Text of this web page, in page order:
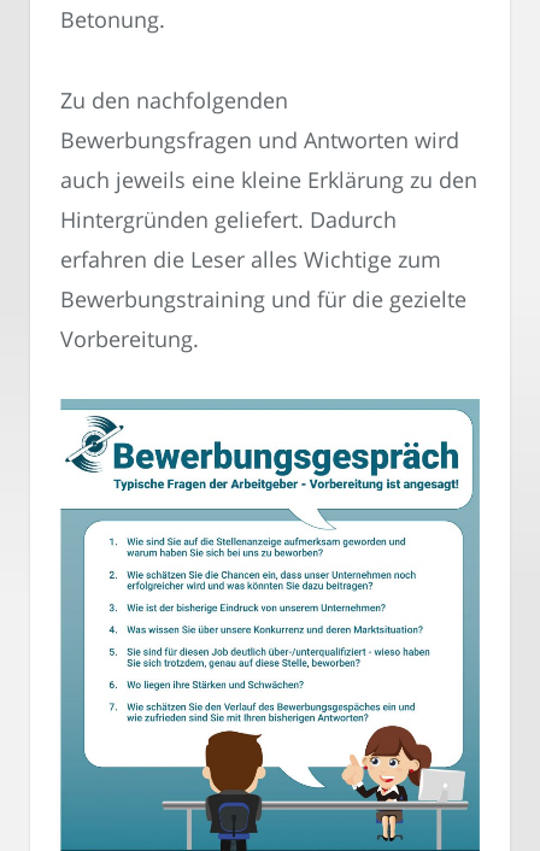
Betonung.
Zu den nachfolgenden
Bewerbungsfragen und Antworten wird
auch jeweils eine kleine Erklärung zu den
Hintergründen geliefert. Dadurch
erfahren die Leser alles Wichtige zum
Bewerbungstraining und für die gezielte
Vorbereitung.